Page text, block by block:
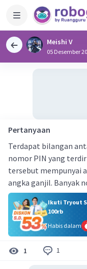
Meishi V
05 Desember
Pertanyaan
Terdapat bilangan
nomor PIN yang
tersebut mempunyai
angka ganjil. Banyak
Ikuti Tryout
100rb
Habis dalam
1 1